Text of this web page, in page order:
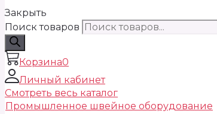
Закрыть
Поиск товаров
Корзина0
Личный кабинет
Смотреть весь каталог
Промышленное швейное оборудование